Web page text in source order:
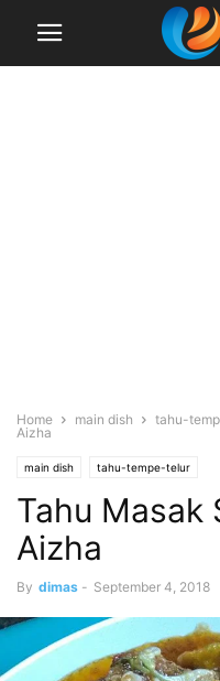
Home main dish tahu-
Aizha
main dish tahu-tempe-telur
Tahu Masak
Aizha
By dimas - September 4, 2018